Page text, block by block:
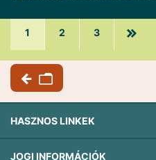
1 2 3
HASZNOS LINKEK
JOGI INFORMÁCIÓK